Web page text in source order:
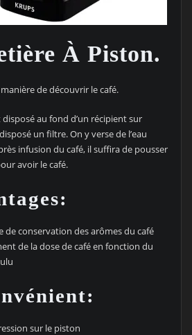
À Piston.
de découvrir le café.
disposé au fond d’un récipient sur
un filtre. On y verse de l’eau
infusion du café, il suffira de pousser
avoir le café.
de conservation des arômes du café
de la dose de café en fonction du
sur le piston